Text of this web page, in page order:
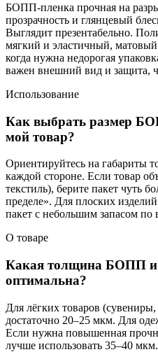
БОПП-пленка прочная на
прозрачность и глянцевый
Выглядит презентабельно.
мягкий и эластичный,
когда нужна недорогая
важен внешний вид и
Использование
Как выбрать размер
мой товар?
Ориентируйтесь на габариты
каждой стороне. Если товар
текстиль), берите пакет чуть
пределе». Для плоских
пакет с небольшим запасом
О товаре
Какая толщина БОПП и
оптимальна?
Для лёгких товаров
достаточно 20–25 мкм. Для
Если нужна повышенная
лучше использовать 35–40 мкм.